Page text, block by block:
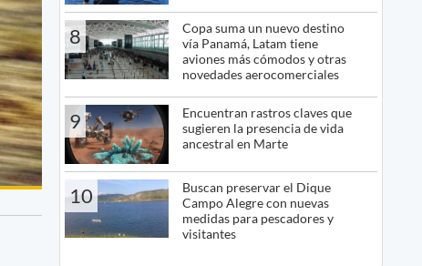
8
Copa suma un nuevo destino
vía Panamá, Latam tiene
aviones más cómodos y otras
novedades aerocomerciales
9
Encuentran rastros claves que
sugieren la presencia de vida
ancestral en Marte
10
Buscan preservar el Dique
Campo Alegre con nuevas
medidas para pescadores y
visitantes